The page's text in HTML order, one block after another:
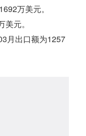
万美元。
元。
月出口额为1257